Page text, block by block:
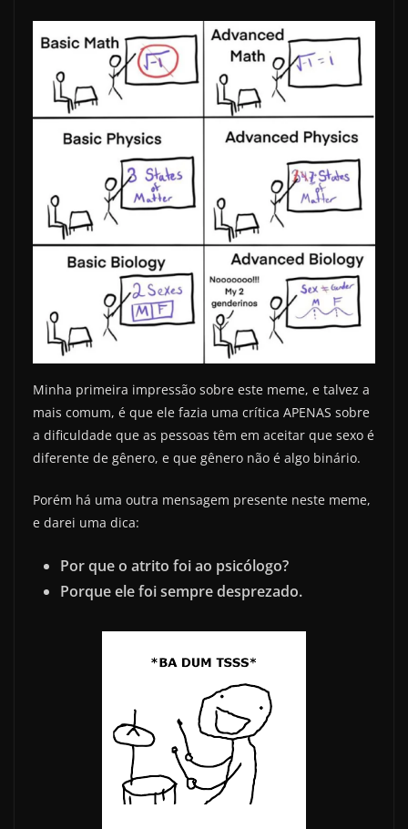
Minha primeira impressão sobre este meme, e talvez a
mais comum, é que ele fazia uma crítica APENAS sobre
a dificuldade que as pessoas têm em aceitar que sexo é
diferente de gênero, e que gênero não é algo binário.
Porém há uma outra mensagem presente neste meme,
e darei uma dica:
Por que o atrito foi ao psicólogo?
Porque ele foi sempre desprezado.